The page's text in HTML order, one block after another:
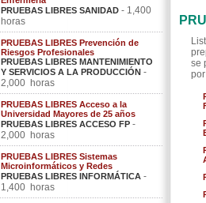
PRUEBAS LIBRES SANIDAD - 1,400
horas
PRUEBAS LIBRES Prevención de
Riesgos Profesionales
PRUEBAS LIBRES MANTENIMIENTO
Y SERVICIOS A LA PRODUCCIÓN -
2,000 horas
PRUEBAS LIBRES Acceso a la
Universidad Mayores de 25 años
PRUEBAS LIBRES ACCESO FP -
2,000 horas
PRUEBAS LIBRES Sistemas
Microinformáticos y Redes
PRUEBAS LIBRES INFORMÁTICA -
1,400 horas
se